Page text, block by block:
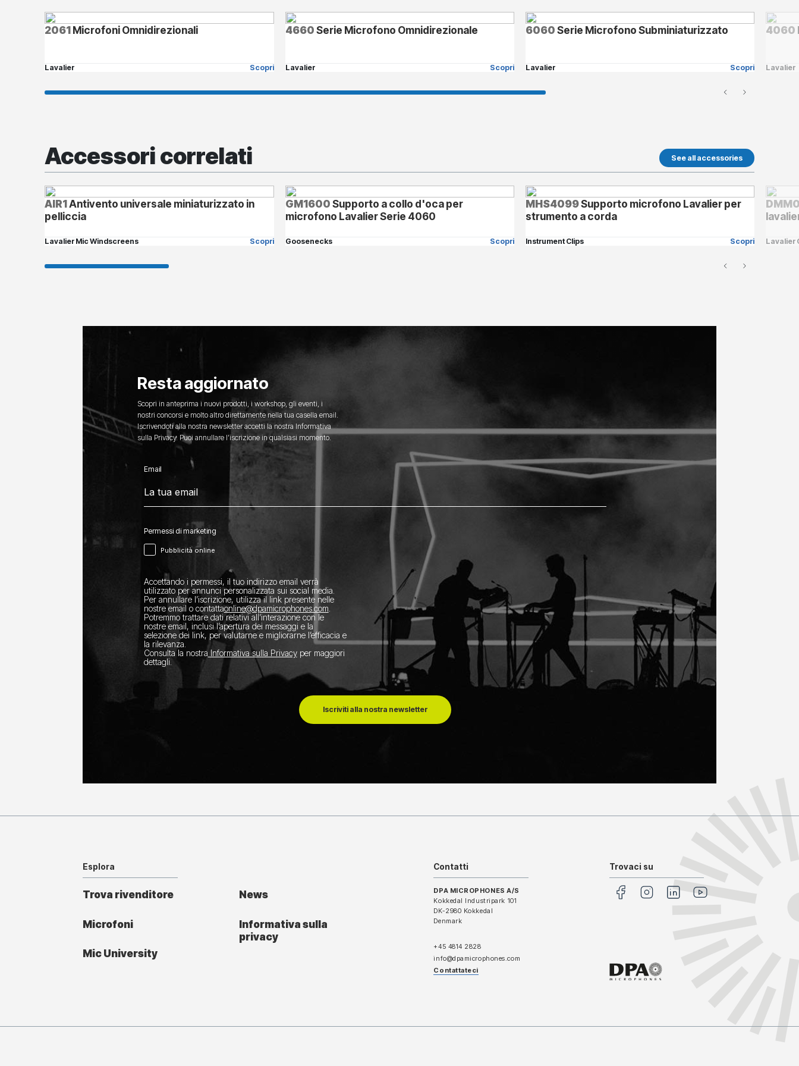
2061Microfoni Omnidirezionali
Lavalier Scopri
4660Serie Microfono Omnidirezionale
Lavalier Scopri
6060Serie Microfono Subminiaturizzato
Lavalier Scopri
4060
Lavalier
Accessori correlati See all accessories
AIR1Antivento universale miniaturizzato in
pelliccia
Lavalier Mic Windscreens Scopri
GM1600Supporto a collo d'oca per
microfono Lavalier Serie 4060
Goosenecks Scopri
MHS4099Supporto microfono Lavalier per
strumento a corda
Instrument Clips Scopri Lavalier
Resta aggiornato
Scopri in anteprima i nuovi prodotti, i workshop, gli eventi, i
nostri concorsi e molto altro direttamente nella tua casella email.
Iscrivendoti alla nostra newsletter accetti la nostra Informativa
sulla Privacy. Puoi annullare l’iscrizione in qualsiasi momento.
Email
Permessi di marketing
Pubblicità online
Accettando i permessi, il tuo indirizzo email verrà
utilizzato per annunci personalizzata sui social media.
Per annullare l’iscrizione, utilizza il link presente nelle
nostre email o contatta​online@dpamicrophones.com
Potremmo trattare dati relativi all’interazione con le
nostre email, inclusi l’apertura dei messaggi e la
selezione dei link, per valutarne e migliorarne l’efficacia e
la rilevanza.
Consulta la nostraInformativa sulla Privacyper maggiori
dettagli.
Iscriviti alla nostra newsletter
Esplora
Trova rivenditore News
Microfoni
Informativa sulla
privacy
Mic University
Contatti
DPA MICROPHONES A/S
Kokkedal Industripark 101
DK-2980 Kokkedal
Denmark
+45 4814 2828
info@dpamicrophones.com
Contattateci
Trovaci su